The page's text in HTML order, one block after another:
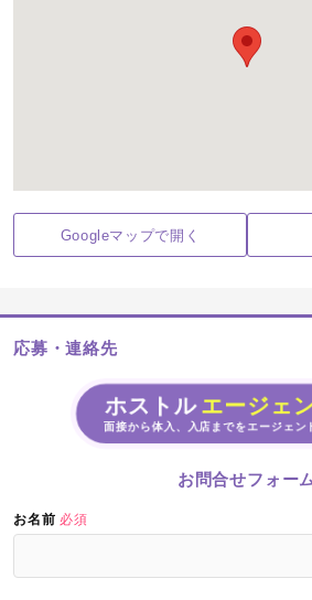
Googleマップで開く
応募・連絡先
ホストル エージェ
面接から体入、入店までをエージェン
お問合せフォー
お名前 必須